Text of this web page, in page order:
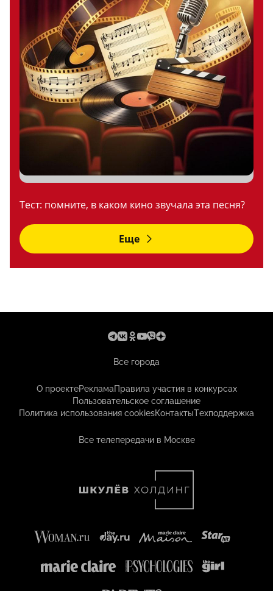
Тест: помните, в каком кино звучала эта песня?
Еще
Все города
О проектеРекламаПравила участия в конкурсах
Пользовательское соглашение
Политика использования cookiesКонтактыТехподдержка
Все телепередачи в Москве